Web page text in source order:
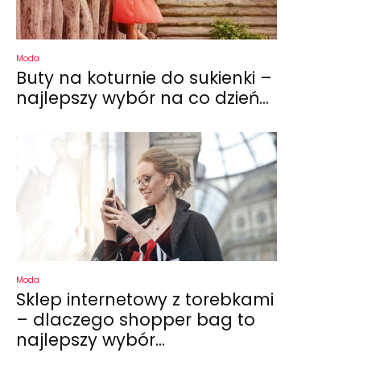
Moda
Buty na koturnie do sukienki –
najlepszy wybór na co dzień...
Moda
Sklep internetowy z torebkami
– dlaczego shopper bag to
najlepszy wybór...